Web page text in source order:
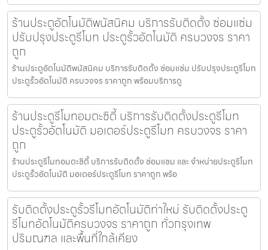
ร้านประตูอัตโนมัติพนัสนิคม บริการรับติดตั้ง ซ่อมแซ่ม
ปรับปรุงประตูรีโมท ประตูรั้วอัตโนมัติ ครบวงจร ราคา
ถูก
ร้านประตูอัตโนมัติพนัสนิคม บริการรับติดตั้ง ซ่อมแซ่ม ปรับปรุงประตูรีโมท
ประตูรั้วอัตโนมัติ ครบวงจร ราคาถูก พร้อมบริการดู
ร้านประตูรีโมทอมตะซิตี้ บริการรับติดตั้งประตูรีโมท
ประตูรั้วอัตโนมัติ มอเตอร์ประตูรีโมท ครบวงจร ราคา
ถูก
ร้านประตูรีโมทอมตะซิตี้ บริการรับติดตั้ง ซ่อมแซม และ จำหน่ายประตูรีโมท
ประตูรั้วอัตโนมัติ มอเตอร์ประตูรีโมท ราคาถูก พร้อ
รับติดตั้งประตูรั้วรีโมทอัตโนมัติท่าใหม่ รับติดตั้งประตู
รีโมทอัตโนมัติครบวงจร ราคาถูก ทั่วกรุงเทพ
ปริมณฑล และพื้นที่ใกล้เคียง